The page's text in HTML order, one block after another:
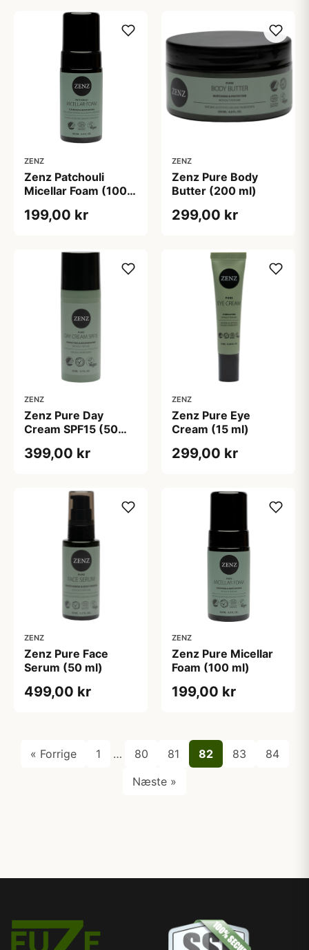
ZENZ
Zenz Patchouli
Micellar Foam (100
199,00 kr
ZENZ
Zenz Pure Body
Butter (200 ml)
299,00 kr
ZENZ
Zenz Pure Day
Cream SPF15 (50
399,00 kr
ZENZ
Zenz Pure Eye
Cream (15 ml)
299,00 kr
ZENZ
Zenz Pure Face
Serum (50 ml)
499,00 kr
ZENZ
Zenz Pure Micellar
Foam (100 ml)
199,00 kr
« Forrige 1 … 80 81 82 83
84
Næste »